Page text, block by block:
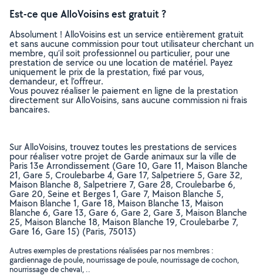
Est-ce que AlloVoisins est gratuit ?
Absolument ! AlloVoisins est un service entièrement gratuit
et sans aucune commission pour tout utilisateur cherchant un
membre, qu’il soit professionnel ou particulier, pour une
prestation de service ou une location de matériel. Payez
uniquement le prix de la prestation, fixé par vous,
demandeur, et l’offreur.
Vous pouvez réaliser le paiement en ligne de la prestation
directement sur AlloVoisins, sans aucune commission ni frais
bancaires.
Sur AlloVoisins, trouvez toutes les prestations de services
pour réaliser votre projet de Garde animaux sur la ville de
Paris 13e Arrondissement (Gare 10, Gare 11, Maison Blanche
21, Gare 5, Croulebarbe 4, Gare 17, Salpetriere 5, Gare 32,
Maison Blanche 8, Salpetriere 7, Gare 28, Croulebarbe 6,
Gare 20, Seine et Berges 1, Gare 7, Maison Blanche 5,
Maison Blanche 1, Gare 18, Maison Blanche 13, Maison
Blanche 6, Gare 13, Gare 6, Gare 2, Gare 3, Maison Blanche
25, Maison Blanche 18, Maison Blanche 19, Croulebarbe 7,
Gare 16, Gare 15) (Paris, 75013)
Autres exemples de prestations réalisées par nos membres :
gardiennage de poule, nourrissage de poule, nourrissage de cochon,
nourrissage de cheval, ..